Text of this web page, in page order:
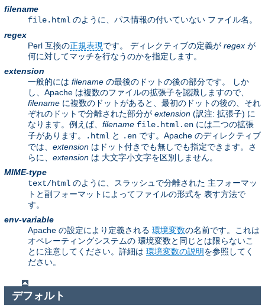
filename
file.html のように、パス情報の付いていない ファイル名。
regex
Perl 互換の正規表現です。 ディレクティブの定義が regex が
何に対してマッチを行なうのかを指定します。
extension
一般的には filename の最後のドットの後の部分です。 しか
し、Apache は複数のファイルの拡張子を認識しますので、
filename に複数のドットがあると、最初のドットの後の、それ
ぞれのドットで分離された部分が extension (訳注: 拡張子) に
なります。例えば、 filename file.html.en には二つの拡張
子があります。
.html と .en です。Apache のディレクティブ
では、 extension はドット付きでも無しでも指定できます。さ
らに、 extension は 大文字小文字を区別しません。
MIME-type
text/html のように、スラッシュで分離された 主フォーマッ
トと副フォーマットによってファイルの形式を 表す方法で
す。
env-variable
Apache の設定により定義される 環境変数の名前です。これは
オペレーティングシステムの 環境変数と同じとは限らないこ
とに注意してください。詳細は 環境変数の説明を参照してく
ださい。
デフォルト